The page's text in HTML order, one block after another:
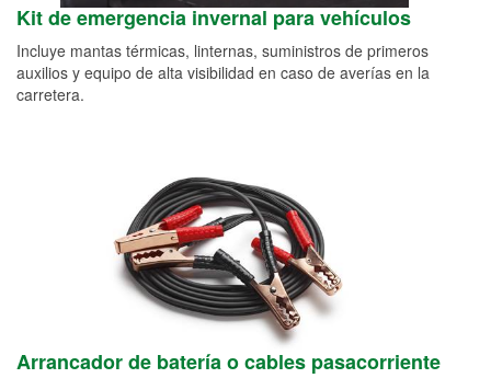
Kit de emergencia invernal para vehículos
Incluye mantas térmicas, linternas, suministros de primeros
auxilios y equipo de alta visibilidad en caso de averías en la
carretera.
Arrancador de batería o cables pasacorriente